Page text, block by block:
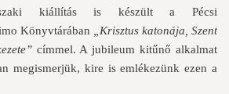
kiállítás is készült a Pécsi
Könyvtárában
„Krisztus katonája, Szent
címmel. A jubileum kitűnő alkalmat
megismerjük, kire is emlékezünk ezen a